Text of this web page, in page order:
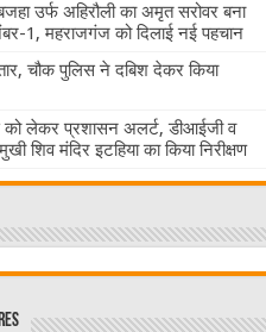
उर्फ अहिरौली का अमृत सरोवर बना
1, महराजगंज को दिलाई नई पहचान
चौक पुलिस ने दबिश देकर किया
को लेकर प्रशासन अलर्ट, डीआईजी व
शिव मंदिर इटहिया का किया निरीक्षण